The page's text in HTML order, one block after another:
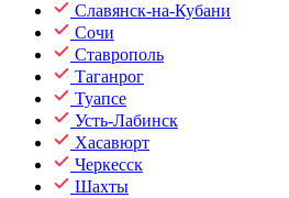
Славянск-на-Кубани
Сочи
Ставрополь
Таганрог
Туапсе
Усть-Лабинск
Хасавюрт
Черкесск
Шахты